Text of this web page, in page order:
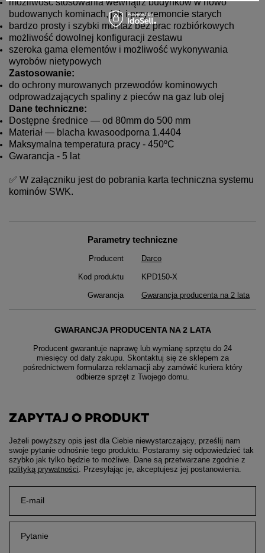
budowanych kominach, jak i przy remoncie starych
bardzo prosty i szybki montaż bez prac rozbiórkowych
możliwość dowolnej konfiguracji zestawu
szeroka gama elementów i możliwość wykonywania
wyrobów nietypowych
Zastosowanie:
do ochrony murowanych przewodów kominowych
odprowadzających spaliny z pieców na gaz lub olej
Dane techniczne:
Dostępne średnice — od 80mm do 500 mm
Materiał — blacha kwasoodporna 1.4404
Maksymalna temperatura pracy - 450ºC
Gwarancja - 5 lat
✅ W załączniku jest do pobrania karta techniczna systemu
kominów SWK.
Parametry techniczne
Producent Darco
Kod produktu KPD150-X
Gwarancja Gwarancja producenta na 2 lata
GWARANCJA PRODUCENTA NA 2 LATA
Producent gwarantuje naprawę lub wymianę sprzętu do 24
miesięcy od daty zakupu. Skontaktuj się ze sklepem za
pośrednictwem formularza reklamacji aby zamówić kuriera który
odbierze sprzęt z Twojego domu.
ZAPYTAJ O PRODUKT
Jeżeli powyższy opis jest dla Ciebie niewystarczający, prześlij nam
swoje pytanie odnośnie tego produktu. Postaramy się odpowiedzieć tak
szybko jak tylko będzie to możliwe. Dane są przetwarzane zgodnie z
polityką prywatności . Przesyłając je, akceptujesz jej postanowienia.
E-mail
Pytanie